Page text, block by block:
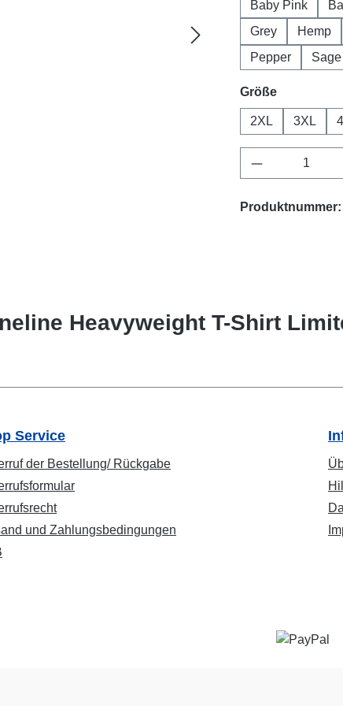
Baby Pink
Grey
Hemp
Pepper
Sage
Größeauswählen
2XL 3XL
Produkt
Produktnummer:
Heavyweight T-Shirt
Service
der Bestellung/ Rückgabe
und Zahlungsbedingungen